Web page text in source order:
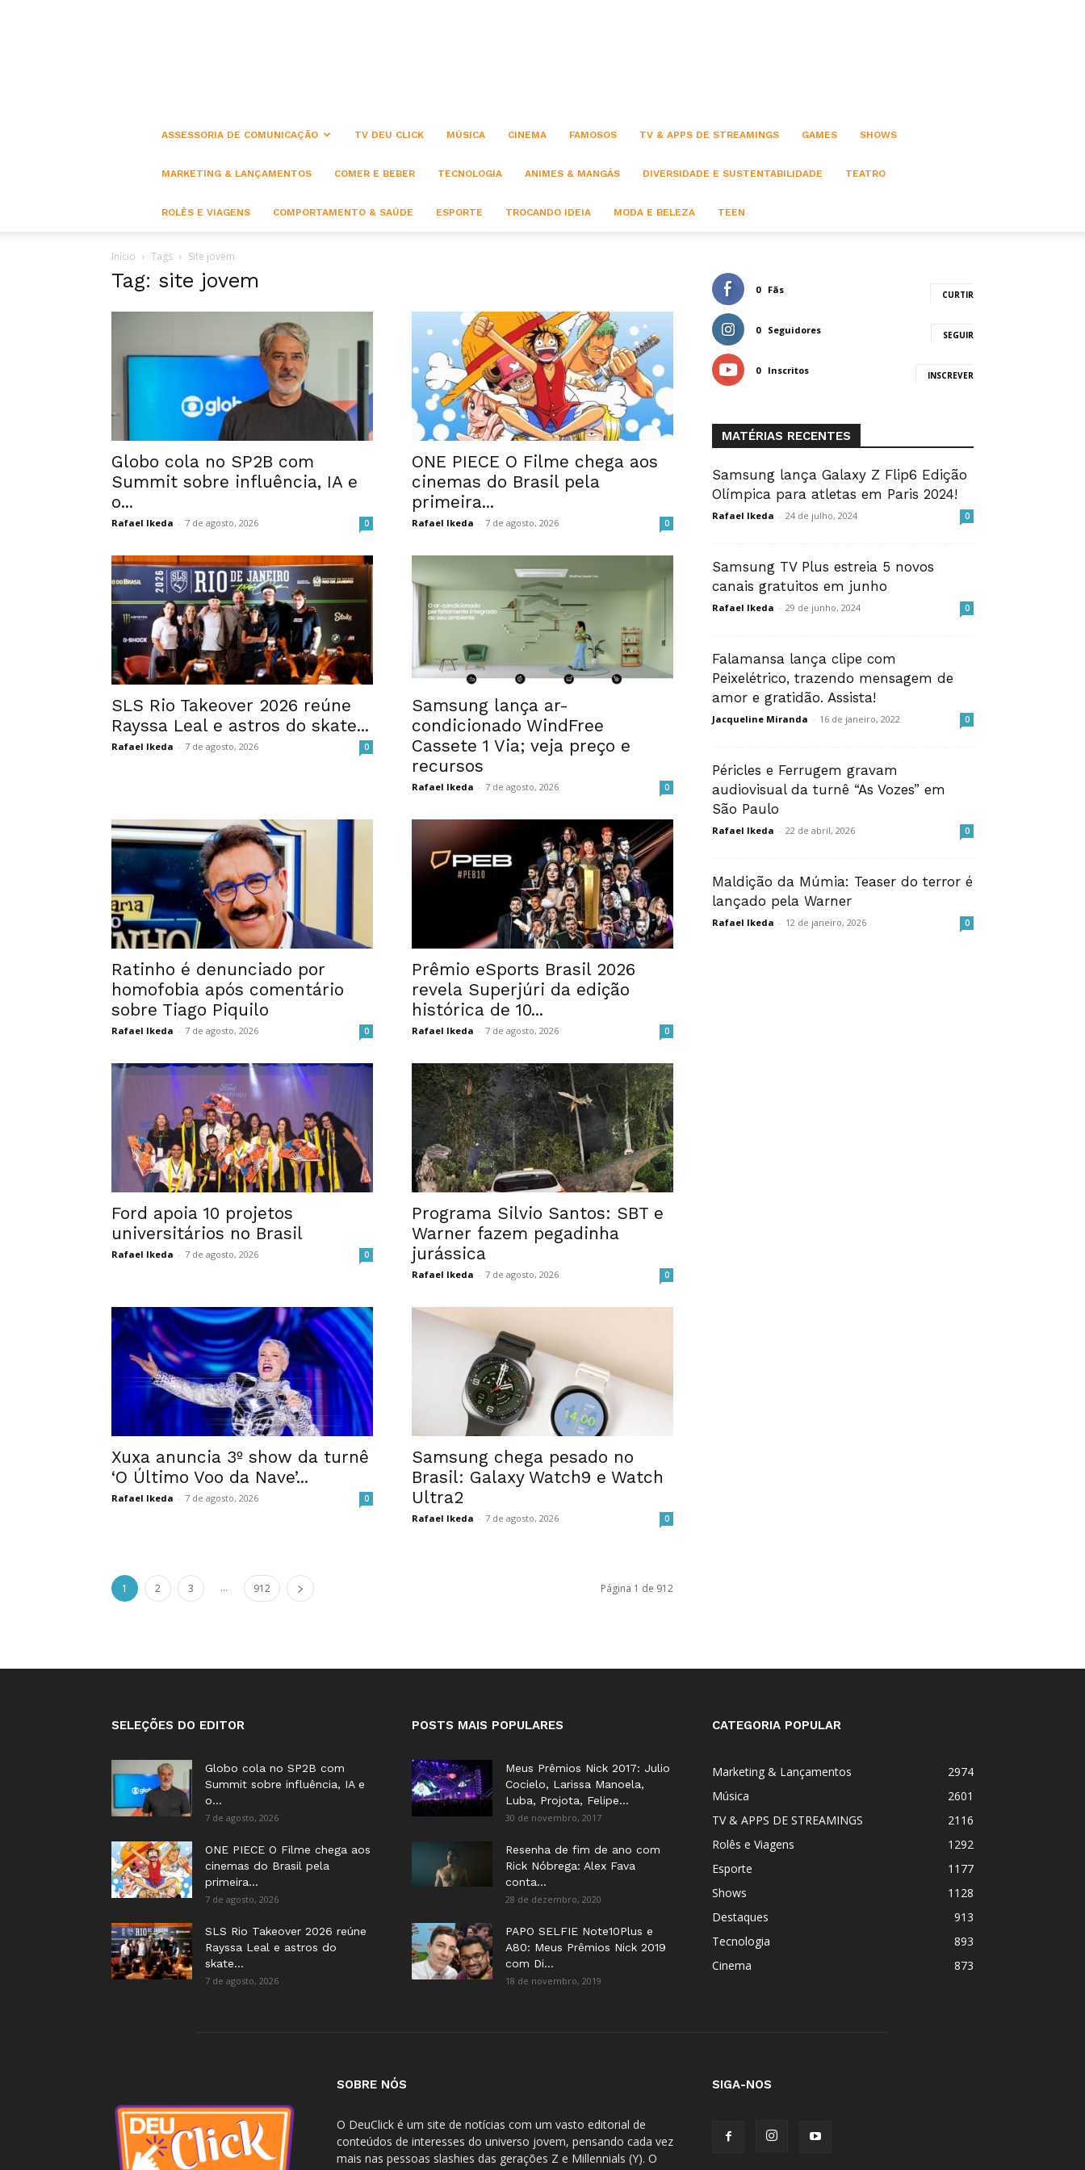
ASSESSORIA DE COMUNICAÇÃO TV DEU CLICK MÚSICA CINEMA FAMOSOS TV & APPS DE STREAMINGS GAMES SHOWS
MARKETING & LANÇAMENTOS COMER E BEBER TECNOLOGIA ANIMES & MANGÁS DIVERSIDADE E SUSTENTABILIDADE TEATRO
ROLÊS E VIAGENS COMPORTAMENTO & SAÚDE ESPORTE TROCANDO IDEIA MODA E BELEZA TEEN
Início Tags Site jovem
Tag: site jovem
Globo cola no SP2B com
Summit sobre influência, IA e
o...
Rafael Ikeda - 7 de agosto, 2026 0
ONE PIECE O Filme chega aos
cinemas do Brasil pela
primeira...
Rafael Ikeda - 7 de agosto, 2026 0
SLS Rio Takeover 2026 reúne
Rayssa Leal e astros do skate...
Rafael Ikeda - 7 de agosto, 2026 0
Samsung lança ar-
condicionado WindFree
Cassete 1 Via; veja preço e
recursos
Rafael Ikeda - 7 de agosto, 2026 0
Ratinho é denunciado por
homofobia após comentário
sobre Tiago Piquilo
Rafael Ikeda - 7 de agosto, 2026 0
Prêmio eSports Brasil 2026
revela Superjúri da edição
histórica de 10...
Rafael Ikeda - 7 de agosto, 2026 0
Ford apoia 10 projetos
universitários no Brasil
Rafael Ikeda - 7 de agosto, 2026 0
Programa Silvio Santos: SBT e
Warner fazem pegadinha
jurássica
Rafael Ikeda - 7 de agosto, 2026 0
Xuxa anuncia 3º show da turnê
‘O Último Voo da Nave’...
Rafael Ikeda - 7 de agosto, 2026 0
Samsung chega pesado no
Brasil: Galaxy Watch9 e Watch
Ultra2
Rafael Ikeda - 7 de agosto, 2026 0
1 2 3 ... 912 Página 1 de 912
0 Fãs CURTIR
0 Seguidores SEGUIR
0 Inscritos INSCREVER
MATÉRIAS RECENTES
Samsung lança Galaxy Z Flip6 Edição
Olímpica para atletas em Paris 2024!
Rafael Ikeda - 24 de julho, 2024 0
Samsung TV Plus estreia 5 novos
canais gratuitos em junho
Rafael Ikeda - 29 de junho, 2024 0
Falamansa lança clipe com
Peixelétrico, trazendo mensagem de
amor e gratidão. Assista!
Jacqueline Miranda - 16 de janeiro, 2022 0
Péricles e Ferrugem gravam
audiovisual da turnê “As Vozes” em
São Paulo
Rafael Ikeda - 22 de abril, 2026 0
Maldição da Múmia: Teaser do terror é
lançado pela Warner
Rafael Ikeda - 12 de janeiro, 2026 0
SELEÇÕES DO EDITOR
Globo cola no SP2B com
Summit sobre influência, IA e
o...
7 de agosto, 2026
ONE PIECE O Filme chega aos
cinemas do Brasil pela
primeira...
7 de agosto, 2026
SLS Rio Takeover 2026 reúne
Rayssa Leal e astros do
skate...
7 de agosto, 2026
POSTS MAIS POPULARES
Meus Prêmios Nick 2017: Julio
Cocielo, Larissa Manoela,
Luba, Projota, Felipe...
30 de novembro, 2017
Resenha de fim de ano com
Rick Nóbrega: Alex Fava
conta...
28 de dezembro, 2020
PAPO SELFIE Note10Plus e
A80: Meus Prêmios Nick 2019
com Di...
18 de novembro, 2019
CATEGORIA POPULAR
Marketing & Lançamentos
2974
Música
2601
TV & APPS DE STREAMINGS
2116
Rolês e Viagens
1292
Esporte
1177
Shows
1128
Destaques
913
Tecnologia
893
Cinema
873
SOBRE NÓS
O DeuClick é um site de notícias com um vasto editorial de
conteúdos de interesses do universo jovem, pensando cada vez
mais nas pessoas slashies das gerações Z e Millennials (Y). O
SIGA-NOS